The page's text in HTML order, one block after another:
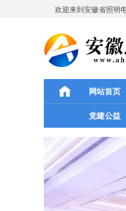
欢迎来到安徽省照明
网站首页
党建公益